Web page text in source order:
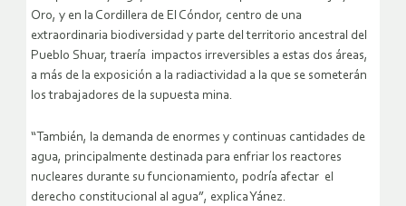
Oro, y en la Cordillera de El Cóndor, centro de una
extraordinaria biodiversidad y parte del territorio ancestral del
Pueblo Shuar, traería impactos irreversibles a estas dos áreas,
a más de la exposición a la radiactividad a la que se someterán
los trabajadores de la supuesta mina.
“También, la demanda de enormes y continuas cantidades de
agua, principalmente destinada para enfriar los reactores
nucleares durante su funcionamiento, podría afectar el
derecho constitucional al agua”, explica Yánez.